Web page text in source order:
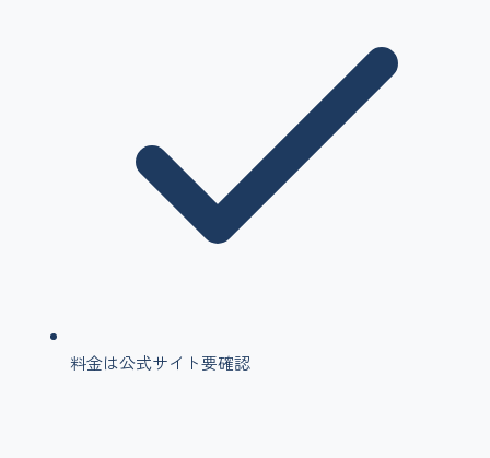
料金は公式サイト要確認